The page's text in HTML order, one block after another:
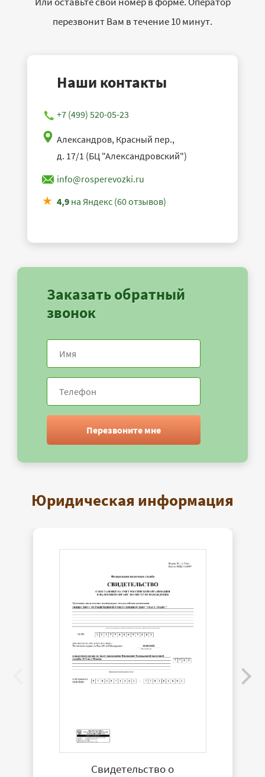
перезвонит Вам в течение 10 минут.
Наши контакты
+7 (499) 520-05-23
Александров, Красный пер.,
д. 17/1 (БЦ "Александровский")
info@rosperevozki.ru
4,9 на Яндекс (60 отзывов)
Заказать обратный
звонок
Перезвоните мне
Юридическая информация
Свидетельство о